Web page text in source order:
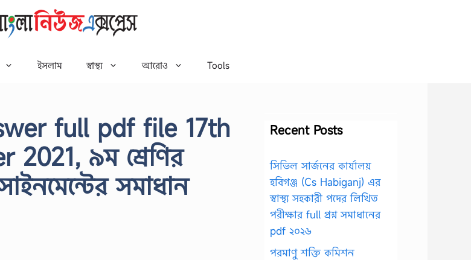
ইসলাম স্বাস্থ্য আরোও Tools
full pdf file 17th
৯ম শ্রেণির
সমাধান
Recent Posts
সিভিল সার্জনের কার্যালয়
হবিগঞ্জ (Cs Habiganj) এর
স্বাস্থ্য সহকারী পদের লিখিত
পরীক্ষার full প্রশ্ন সমাধানের
pdf ২০২৬
পরমাণু শক্তি কমিশন